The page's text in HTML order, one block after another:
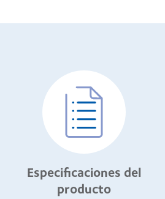
Especificaciones del
producto